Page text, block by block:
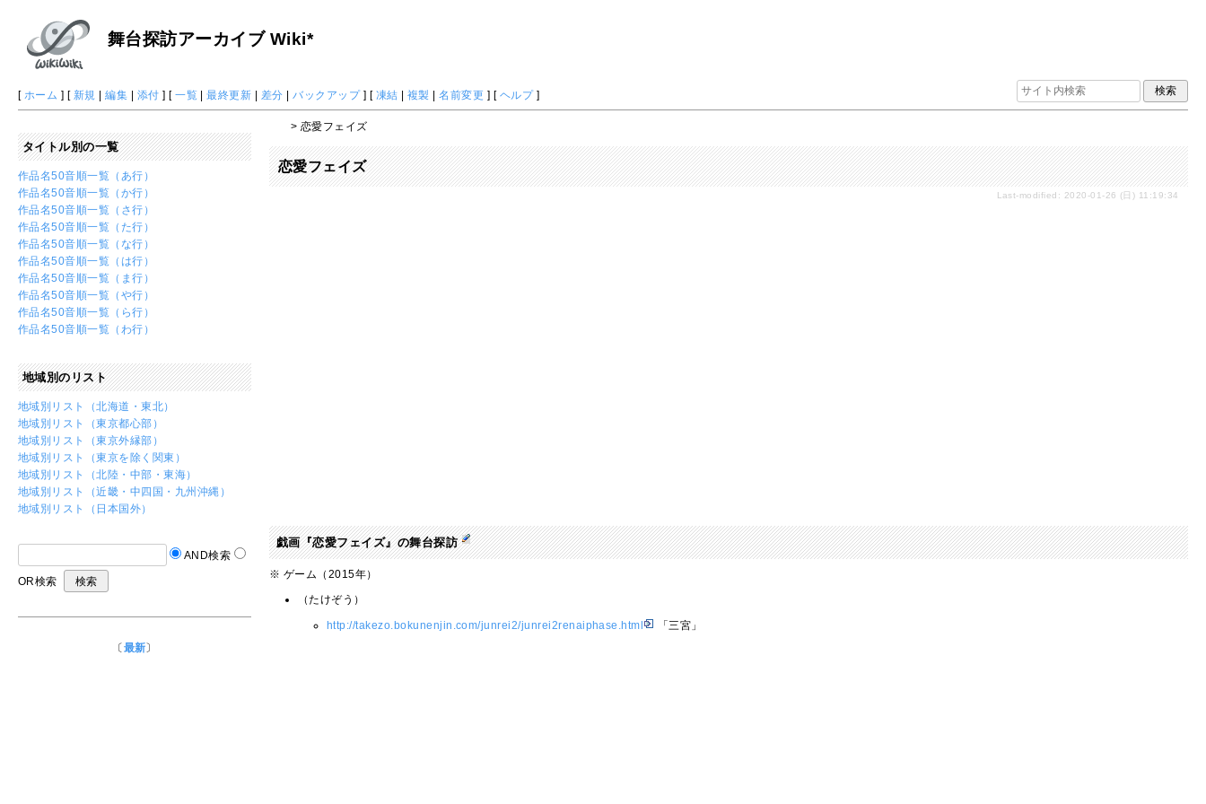
舞台探訪アーカイブ Wiki*
[ ホーム ] [ 新規 |編集 | 添付 ] [一覧 |最終更新 | 差分 |バックアップ] [ 凍結 | 複製 |名前変更 ] [ ヘルプ]
> 恋愛フェイズ
恋愛フェイズ
Last-modified: 2020-01-26 (日) 11:19:34
戯画『恋愛フェイズ』の舞台探訪
※ ゲーム（2015年）
（たけぞう）
http://takezo.bokunenjin.com/junrei2/junrei2renaiphase.html 「三宮」
タイトル別の一覧
作品名50音順一覧（あ行）
作品名50音順一覧（か行）
作品名50音順一覧（さ行）
作品名50音順一覧（た行）
作品名50音順一覧（な行）
作品名50音順一覧（は行）
作品名50音順一覧（ま行）
作品名50音順一覧（や行）
作品名50音順一覧（ら行）
作品名50音順一覧（わ行）
地域別のリスト
地域別リスト（北海道・東北）
地域別リスト（東京都心部）
地域別リスト（東京外縁部）
地域別リスト（東京を除く関東）
地域別リスト（北陸・中部・東海）
地域別リスト（近畿・中四国・九州沖縄）
地域別リスト（日本国外）
AND検索
OR検索
〔 最新〕